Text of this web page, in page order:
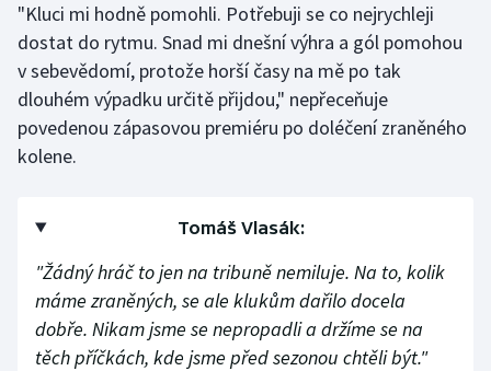
Judo
Krasobruslení
Lezení
Moderní pětiboj
Motorsport
Olympijské hry
"Kluci mi hodně pomohli. Potřebuji se co nejrychleji
dostat do rytmu. Snad mi dnešní výhra a gól pomohou
v sebevědomí, protože horší časy na mě po tak
dlouhém výpadku určitě přijdou," nepřeceňuje
povedenou zápasovou premiéru po doléčení zraněného
kolene.
Tomáš Vlasák:
"Žádný hráč to jen na tribuně nemiluje. Na to, kolik
máme zraněných, se ale klukům dařilo docela
dobře. Nikam jsme se nepropadli a držíme se na
těch příčkách, kde jsme před sezonou chtěli být."